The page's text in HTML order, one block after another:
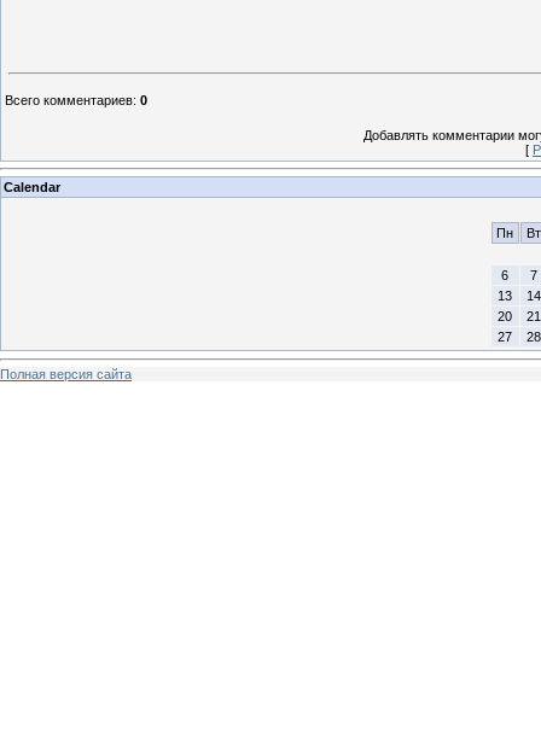
Всего комментариев: 0
Добавлять комментарии
[
Calendar
Пн Вт
6
7
13
14
20
21
27
28
Полная версия сайта